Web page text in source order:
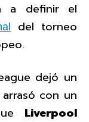
a definir el
del torneo
dejó un
arrasó con un
Liverpool